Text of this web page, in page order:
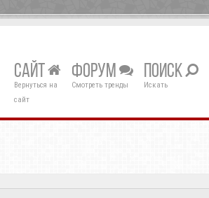
САЙТ
Вернуться на
сайт
ФОРУМ
Смотреть тренды
ПОИСК
Искать